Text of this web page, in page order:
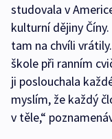
studovala v
kulturní dějiny
tam na chvíli
škole při ranním
ji poslouchala
myslím, že každý
v těle,“